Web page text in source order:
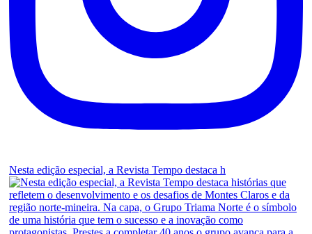
Nesta edição especial, a Revista Tempo destaca h